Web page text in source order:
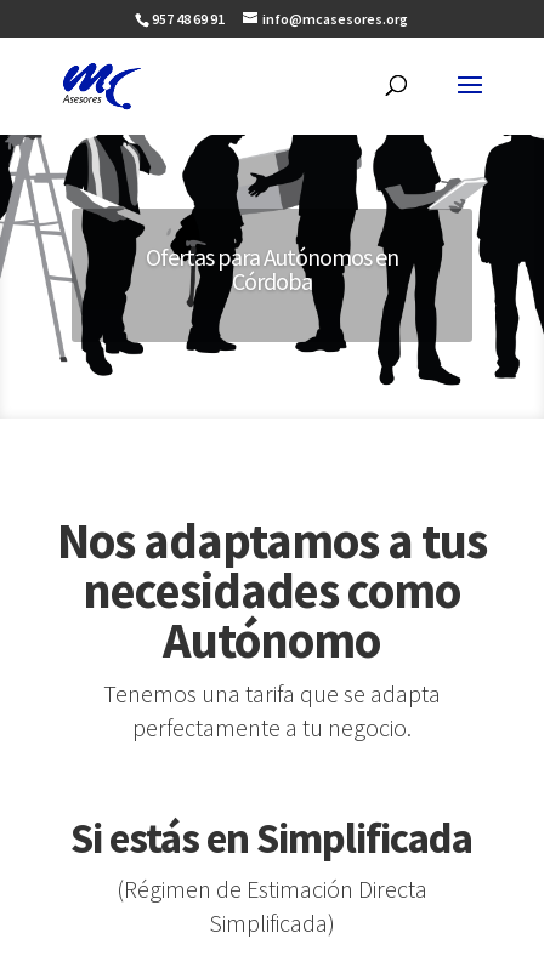
957 48 69 91 info@mcasesores.org
Ofertas para Autónomos en
Córdoba
Nos adaptamos a tus
necesidades como
Autónomo
Tenemos una tarifa que se adapta
perfectamente a tu negocio.
Si estás en Simplificada
(Régimen de Estimación Directa
Simplificada)